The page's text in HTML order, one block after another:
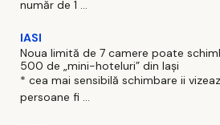
număr de 1 ...
IASI
Noua limită de 7 camere poate
500 de „mini-hoteluri” din Iași
* cea mai sensibilă schimbare ii
persoane fi ...